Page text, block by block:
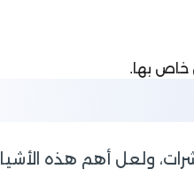
خاص بها.
ولعل أهم هذه